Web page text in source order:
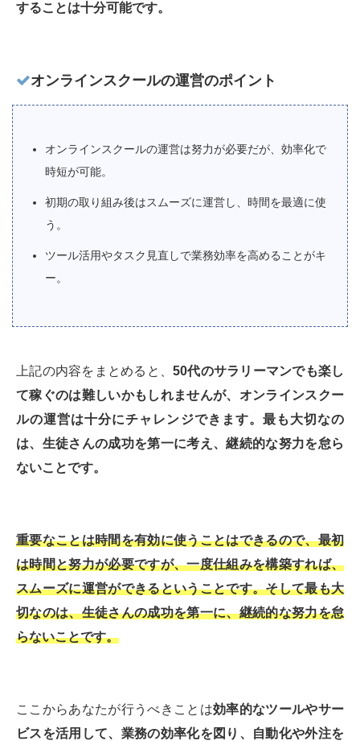
することは十分可能です。
オンラインスクールの運営のポイント
オンラインスクールの運営は努力が必要だが、効率化で
時短が可能。
初期の取り組み後はスムーズに運営し、時間を最適に使
う。
ツール活用やタスク見直しで業務効率を高めることがキ
ー。
上記の内容をまとめると、 50代のサラリーマンでも楽し
て稼ぐのは難しいかもしれませんが、オンラインスクー
ルの運営は十分にチャレンジできます。最も大切なの
は、生徒さんの成功を第一に考え、継続的な努力を怠ら
ないことです。
重要なことは時間を有効に使うことはできるので、最初
は時間と努力が必要ですが、一度仕組みを構築すれば、
スムーズに運営ができるということです。そして最も大
切なのは、生徒さんの成功を第一に、継続的な努力を怠
らないことです。
ここからあなたが行うべきことは効率的なツールやサー
ビスを活用して、業務の効率化を図り、自動化や外注を